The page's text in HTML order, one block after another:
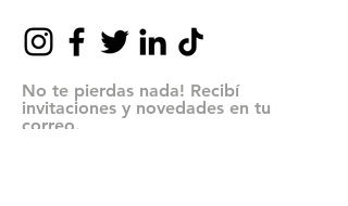
No te pierdas nada! Recibí
invitaciones y novedades en tu
correo.